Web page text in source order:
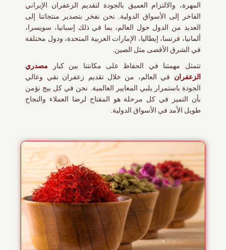
المهرة، والالتزام العميق بالجودة لتقديم الزعفران الإيراني
الفاخر إلى الأسواق الدولية. نحن نفخر بتصدير منتجاتنا إلى
العديد من الدول حول العالم، بما في ذلك إسبانيا، سويسرا،
ألمانيا، فرنسا، إيطاليا، الإمارات العربية المتحدة، ودول مختلفة
في الشرق الأقصى مثل الصين.
تتمثل مهمتنا في الحفاظ على مكانتنا بين كبار مصدري
الزعفران في العالم، من خلال تقديم زعفران نقي وعالي
الجودة باستمرار يلبي المعايير العالمية. نحن في كل بيج نؤمن
بأن التميز في كل مرحلة هو المفتاح لرضا العملاء والنجاح
طويل الأمد في الأسواق الدولية.